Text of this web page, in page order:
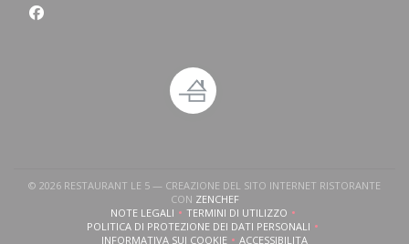
Facebook ((apre una nuova finestra))
© 2026 RESTAURANT LE 5 — CREAZIONE DEL SITO INTERNET RISTORANTE
CON ZENCHEF((APRE UNA NUOVA FINESTRA))
NOTE LEGALI((APRE UNA NUOVA FINESTRA))
TERMINI DI UTILIZZO((APRE UNA NUOVA FINESTRA))
POLITICA DI PROTEZIONE DEI DATI PERSONALI
((APRE UNA NUOVA FINESTRA))
INFORMATIVA SUI COOKIE ACCESSIBILITA